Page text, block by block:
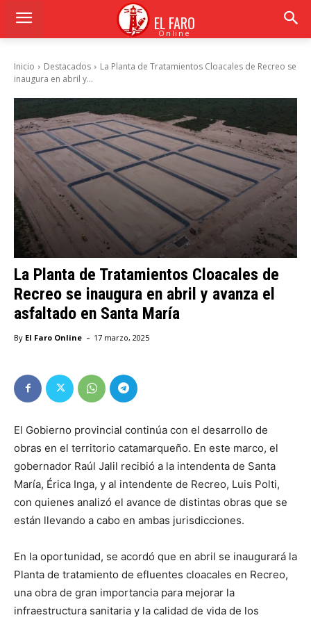
EL FARO
Online
Inicio Destacados
La Planta de Tratamientos Cloacales de Recreo se
inaugura en abril y...
La Planta de Tratamientos Cloacales de
Recreo se inaugura en abril y avanza el
asfaltado en Santa María
By El Faro Online - 17 marzo, 2025
El Gobierno provincial continúa con el desarrollo de
obras en el territorio catamarqueño. En este marco, el
gobernador Raúl Jalil recibió a la intendenta de Santa
María, Érica Inga, y al intendente de Recreo, Luis Polti,
con quienes analizó el avance de distintas obras que se
están llevando a cabo en ambas jurisdicciones.
En la oportunidad, se acordó que en abril se inaugurará la
Planta de tratamiento de efluentes cloacales en Recreo,
una obra de gran importancia para mejorar la
infraestructura sanitaria y la calidad de vida de los